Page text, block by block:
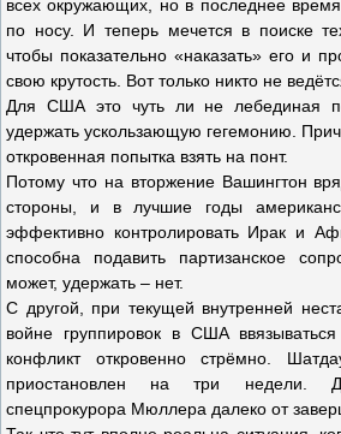
всех окружающих, но в последнее
по носу. И теперь мечется в поиске
чтобы показательно «наказать» его и
свою крутость. Вот только никто не
Для США это чуть ли не лебединая
удержать ускользающую гегемонию.
откровенная попытка взять на понт.
Потому что на вторжение Вашингтон
стороны, и в лучшие годы
эффективно контролировать Ирак и
способна подавить партизанское
может, удержать – нет.
С другой, при текущей внутренней
войне группировок в США
конфликт откровенно стрёмно.
приостановлен на три недели.
спецпрокурора Мюллера далеко от